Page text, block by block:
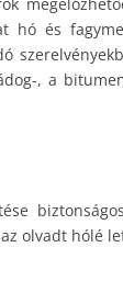
és
, a
olvadt hólé